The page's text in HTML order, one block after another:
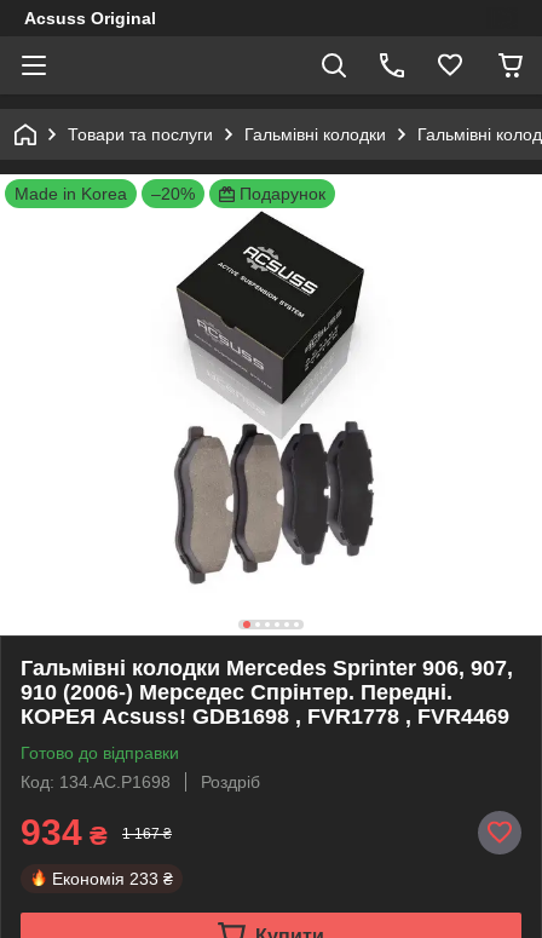
Acsuss Original
Товари та послуги Гальмівні колодки Гальмівні
Made in Korea –20% Подарунок
Гальмівні колодки Mercedes Sprinter 906, 907,
910 (2006-) Мерседес Спрінтер. Передні.
КОРЕЯ Acsuss! GDB1698 , FVR1778 , FVR4469
Готово до відправки
Код: 134.AC.P1698
Роздріб
934 ₴ 1 167 ₴
Економія 233 ₴